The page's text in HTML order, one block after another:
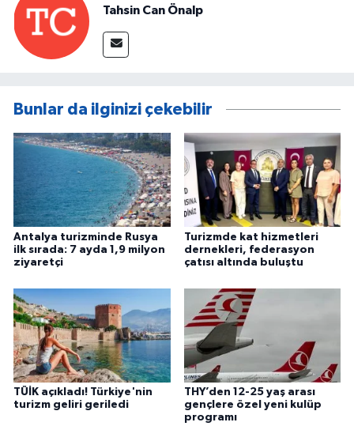
Tahsin Can Önalp
Bunlar da ilginizi çekebilir
Antalya turizminde Rusya
ilk sırada: 7 ayda 1,9 milyon
ziyaretçi
Turizmde kat hizmetleri
dernekleri, federasyon
çatısı altında buluştu
TÜİK açıkladı! Türkiye'nin
turizm geliri geriledi
THY’den 12-25 yaş arası
gençlere özel yeni kulüp
programı